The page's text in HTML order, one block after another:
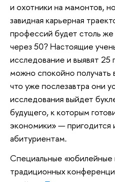
и охотники на мамонтов,
завидная карьерная
профессий будет столь
через 50? Настоящие
исследование и выявят
можно спокойно получать
что уже послезавтра они
исследования выйдет
будущего, к которым
экономики» — пригодится
абитуриентам.
Специальные «юбилейные
традиционных